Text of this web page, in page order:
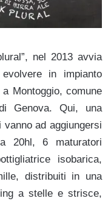
nel 2013 avvia
in impianto
Montoggio, comune
Genova. Qui, una
ad aggiungersi
20hl, 6 maturatori
isobarica,
distribuiti in una
a stelle e strisce,